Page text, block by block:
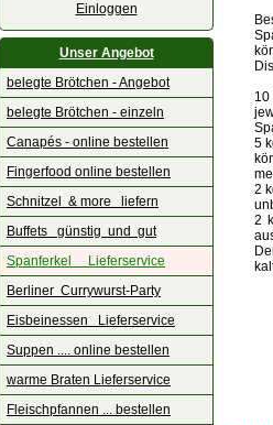
Einloggen
Unser Angebot
belegte Brötchen - Angebot
belegte Brötchen - einzeln
Canapés - online bestellen
Fingerfood online bestellen
Schnitzel & more liefern
Buffets günstig und gut
Spanferkel Lieferservice
Berliner Currywurst-Party
Eisbeinessen Lieferservice
Suppen .... online bestellen
warme Braten Lieferservice
Fleischpfannen ... bestellen
5
2
2